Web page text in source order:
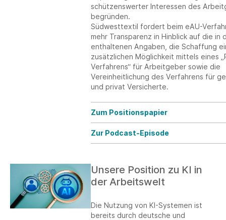
schützenswerter Interessen des
begründen.
Südwesttextil fordert beim eAU-
mehr Transparenz in Hinblick auf die in
enthaltenen Angaben, die Schaffung
zusätzlichen Möglichkeit mittels eines
Verfahrens“ für Arbeitgeber sowie die
Vereinheitlichung des Verfahrens für
und privat Versicherte.
Zum Positionspapier
Zur Podcast-Episode
Unsere Position zu KI in
der Arbeitswelt
Die Nutzung von KI-Systemen ist
bereits durch deutsche und